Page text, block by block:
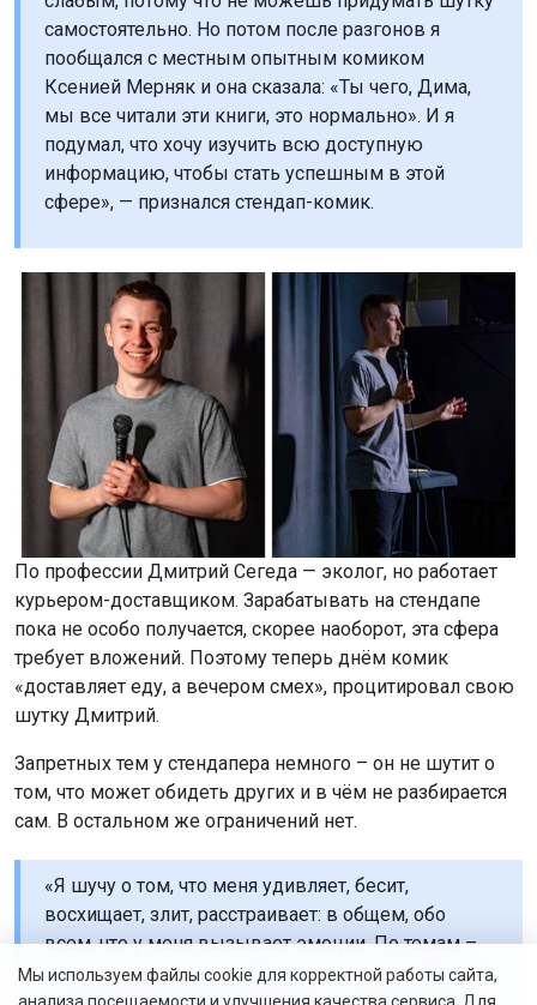
самостоятельно. Но потом после разгонов я
пообщался с местным опытным комиком
Ксенией Мерняк и она сказала: «Ты чего, Дима,
мы все читали эти книги, это нормально». И я
подумал, что хочу изучить всю доступную
информацию, чтобы стать успешным в этой
сфере», — признался стендап-комик.
По профессии Дмитрий Сегеда — эколог, но работает
курьером-доставщиком. Зарабатывать на стендапе
пока не особо получается, скорее наоборот, эта сфера
требует вложений. Поэтому теперь днём комик
«доставляет еду, а вечером смех», процитировал свою
шутку Дмитрий.
Запретных тем у стендапера немного – он не шутит о
том, что может обидеть других и в чём не разбирается
сам. В остальном же ограничений нет.
«Я шучу о том, что меня удивляет, бесит,
восхищает, злит, расстраивает: в общем, обо
всем, что у меня вызывает эмоции. По темам –
это спортивное ориентирование, жена, ребёнок,
Мы используем файлы cookie для корректной работы сайта,